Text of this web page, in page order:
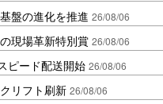
盤の進化を推進 26/08/06
現場革新特別賞 26/08/06
ピード配送開始 26/08/06
リフト刷新 26/08/06